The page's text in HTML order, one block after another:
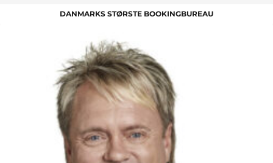
DANMARKS STØRSTE BOOKINGBUREAU